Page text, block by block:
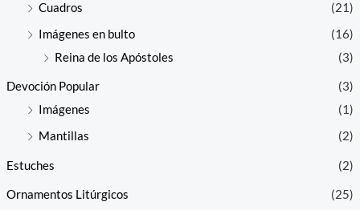
Cuadros
(21)
Imágenes en bulto
(16)
Reina de los Apóstoles
(3)
Devoción Popular
(3)
Imágenes
(1)
Mantillas
(2)
Estuches (2)
Ornamentos Litúrgicos
(25)